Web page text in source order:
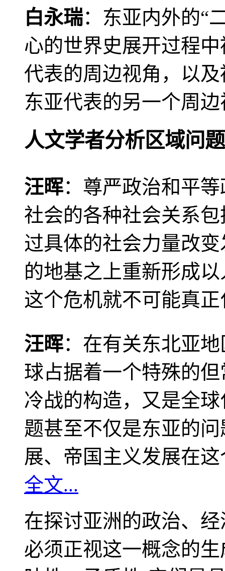
白永瑞：东亚内外的“
心的世界史展开过程
代表的周边视角，以
东亚代表的另一个周
人文学者分析区域问题
汪晖：尊严政治和平
社会的各种社会关系
过具体的社会力量改
的地基之上重新形成
这个危机就不可能真
汪晖：在有关东北亚
球占据着一个特殊的
冷战的构造，又是全
题甚至不仅是东亚的
展、帝国主义发展在
全文...
在探讨亚洲的政治、
必须正视这一概念的